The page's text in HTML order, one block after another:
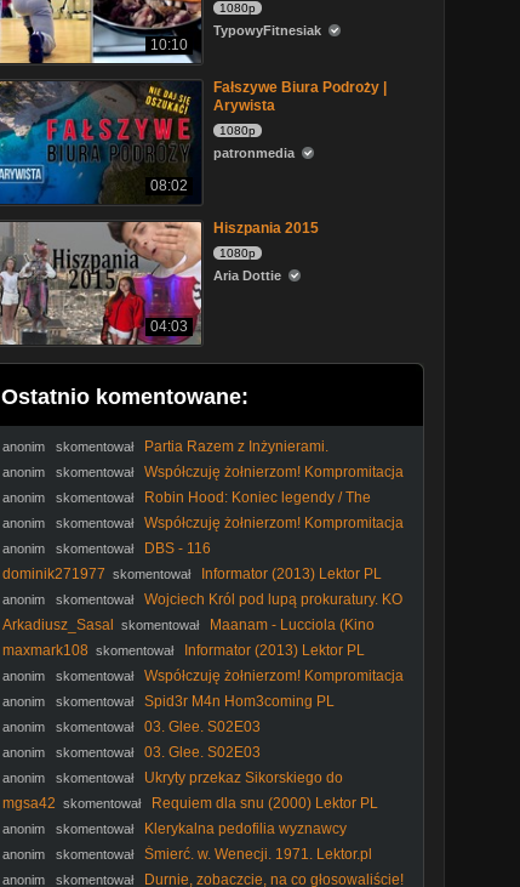
10:10
1080p
TypowyFitnesiak
08:02
Fałszywe Biura Podroży |
Arywista
1080p
patronmedia
04:03
Hiszpania 2015
1080p
Aria Dottie
Ostatnio komentowane:
anonim skomentował Partia Razem z Inżynierami.
anonim skomentował
Współczuję żołnierzom! Kompromitacja
Sobkowiak-Czarneckiej u terytorialsów
anonim skomentował
Robin Hood: Koniec legendy / The
Death of Robin Hood (2026) [Lektor PL (AI)]
anonim skomentował
Współczuję żołnierzom! Kompromitacja
Sobkowiak-Czarneckiej u terytorialsów
anonim skomentował
DBS - 116
dominik271977 skomentował Informator (2013) Lektor PL
anonim skomentował
Wojciech Król pod lupą prokuratury. KO
uruchamia doktrynę Neumanna? - Komentarz Narodowy
Arkadiusz_Sasal skomentował
Maanam - Lucciola (Kino
Polska Muzyka)
maxmark108 skomentował Informator (2013) Lektor PL
anonim skomentował
Współczuję żołnierzom! Kompromitacja
Sobkowiak-Czarneckiej u terytorialsów
anonim skomentował Spid3r M4n Hom3coming PL
anonim skomentował 03. Glee. S02E03
anonim skomentował 03. Glee. S02E03
anonim skomentował
Ukryty przekaz Sikorskiego do
Nawrockiego #Sikorski #Nawrocki #Batyr #SilniRazem
#Wetoman
mgsa42 skomentował Requiem dla snu (2000) Lektor PL
anonim skomentował
Klerykalna pedofilia wyznawcy
Molocha #kler #katolicyzm #Kościółkatolicki #katokomuna
anonim skomentował Śmierć. w. Wenecji. 1971. Lektor.pl
anonim skomentował Durnie, zobaczcie, na co głosowaliście!